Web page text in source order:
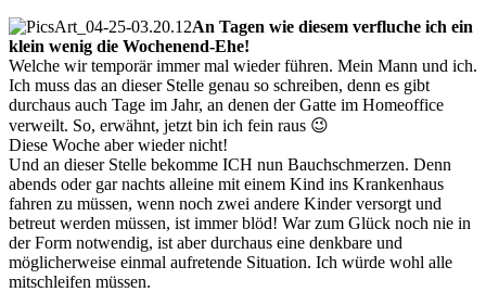
An Tagen wie diesem verfluche ich ein
klein wenig die Wochenend-Ehe!
Welche wir temporär immer mal wieder führen. Mein Mann und ich.
Ich muss das an dieser Stelle genau so schreiben, denn es gibt
durchaus auch Tage im Jahr, an denen der Gatte im Homeoffice
verweilt. So, erwähnt, jetzt bin ich fein raus 😉
Diese Woche aber wieder nicht!
Und an dieser Stelle bekomme ICH nun Bauchschmerzen. Denn
abends oder gar nachts alleine mit einem Kind ins Krankenhaus
fahren zu müssen, wenn noch zwei andere Kinder versorgt und
betreut werden müssen, ist immer blöd! War zum Glück noch nie in
der Form notwendig, ist aber durchaus eine denkbare und
möglicherweise einmal aufretende Situation. Ich würde wohl alle
mitschleifen müssen.